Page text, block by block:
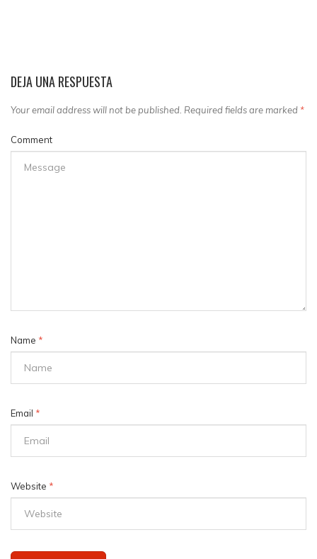
DEJA UNA RESPUESTA
Your email address will not be published. Required fields are marked *
Comment
Name *
Email *
Website *